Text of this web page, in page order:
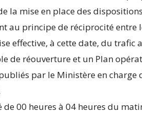
la mise en place des
au principe de réciprocité entre
effective, à cette date, du trafic
de réouverture et un Plan
par le Ministère en charge
de 00 heures à 04 heures du